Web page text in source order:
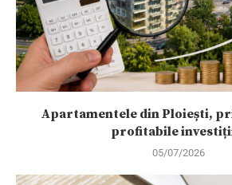
Apartamentele din Ploiești,
profitabile
05/07/2026